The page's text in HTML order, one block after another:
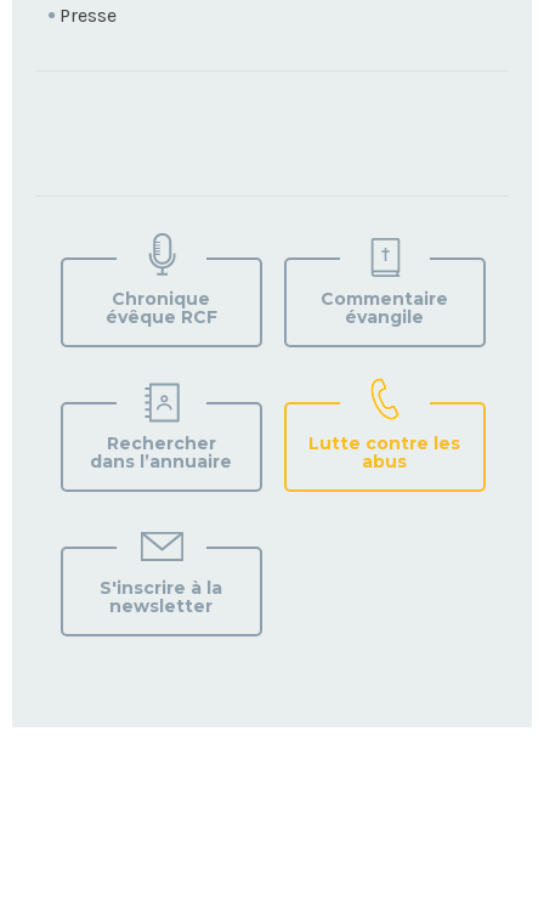
Presse
VOTRE
PAROISSE
Chronique
évêque RCF
Commentaire
évangile
Rechercher
dans l’annuaire
Lutte contre les
abus
S'inscrire à la
newsletter